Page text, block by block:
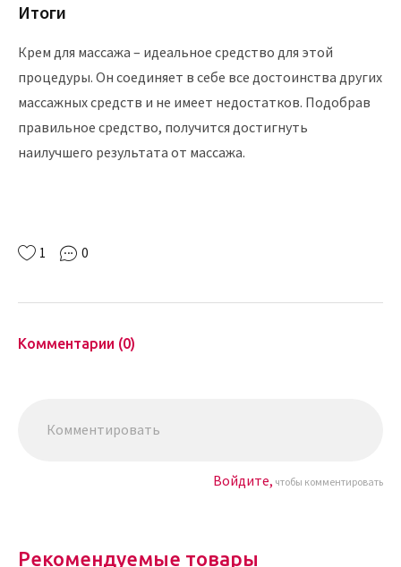
Итоги
Крем для массажа – идеальное средство для этой
процедуры. Он соединяет в себе все достоинства других
массажных средств и не имеет недостатков. Подобрав
правильное средство, получится достигнуть
наилучшего результата от массажа.
1 0
Комментарии (0)
Войдите, чтобы комментировать
Рекомендуемые товары